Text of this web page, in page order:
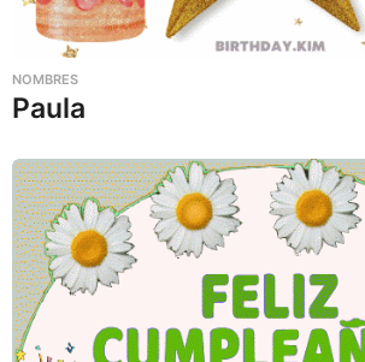
NOMBRES
Paula